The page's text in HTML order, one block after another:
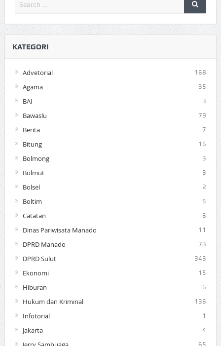
KATEGORI
Advetorial 168
Agama 35
BAI 3
Bawaslu 79
Berita 7
Bitung 16
Bolmong 3
Bolmut 3
Bolsel 2
Boltim 5
Catatan 6
Dinas Pariwisata Manado 11
DPRD Manado 73
DPRD Sulut 343
Ekonomi 15
Hiburan 6
Hukum dan Kriminal 136
Infotorial 1
Jakarta 4
65